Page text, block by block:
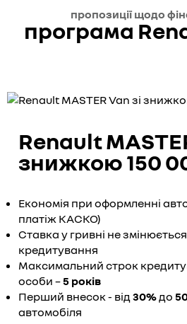
пропозиції щодо
програма
Renault
знижкою 150
Економія при оформленні
платіж КАСКО)
Ставка у гривні не
кредитування
Максимальний строк
особи –5 років
Перший внесок - від30%до
автомобіля